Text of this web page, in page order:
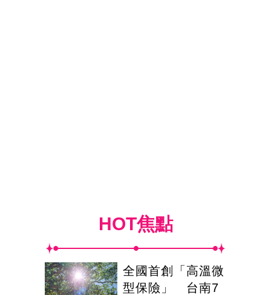
HOT焦點
全國首創「高溫微
型保險」 台南7